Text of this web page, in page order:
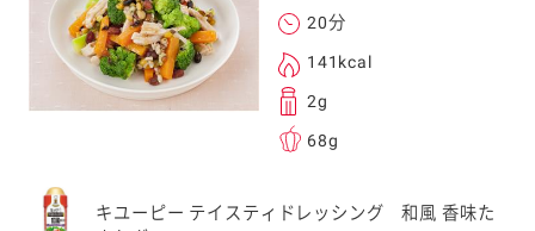
20分
141kcal
2g
68g
キユーピー テイスティドレッシング 和風 香味た